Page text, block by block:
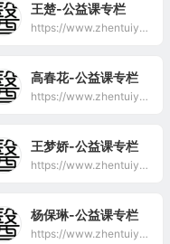
王楚-公益课专栏
https://www.zhentuiyixue.com/special/%e7%8e%8b%e6%a5%9a-%e5%85%ac%e7%9b%8a%e8%af%be%e4%b8%93%e6%a0%8f
高春花-公益课专栏
https://www.zhentuiyixue.com/special/%e9%ab%98%e6%98%a5%e8%8a%b1-%e5%85%ac%e7%9b%8a%e8%af%be%e4%b8%93%e6%a0%8f
王梦娇-公益课专栏
https://www.zhentuiyixue.com/special/%e7%8e%8b%e6%a2%a6%e5%a8%87-%e5%85%ac%e7%9b%8a%e8%af%be%e4%b8%93%e6%a0%8f
杨保琳-公益课专栏
https://www.zhentuiyixue.com/special/%e6%9d%a8%e4%bf%9d%e7%90%b3-%e5%85%ac%e7%9b%8a%e8%af%be%e4%b8%93%e6%a0%8f